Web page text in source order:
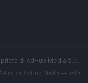
di AdHub Media S.r.l. —
da AdHub Media — Italia